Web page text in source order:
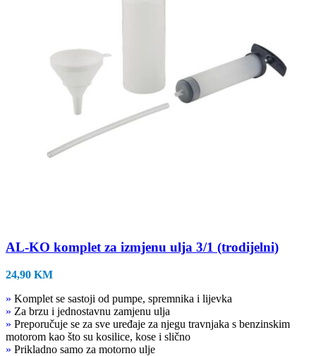
AL-KO komplet za izmjenu ulja 3/1 (trodijelni)
24,90 KM
» Komplet se sastoji od pumpe, spremnika i lijevka
» Za brzu i jednostavnu zamjenu ulja
» Preporučuje se za sve uređaje za njegu travnjaka s benzinskim
motorom kao što su kosilice, kose i slično
» Prikladno samo za motorno ulje